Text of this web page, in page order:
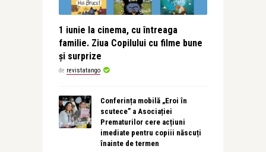
1 iunie la cinema, cu întreaga
familie. Ziua Copilului cu filme bune
și surprize
de revistatango
Conferința mobilă „Eroi în
scutece” a Asociației
Prematurilor cere acțiuni
imediate pentru copiii născuți
înainte de termen